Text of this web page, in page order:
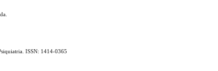
ISSN: 1414-0365